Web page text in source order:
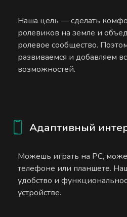
Наша цель — сделать
ролевиков на земле и
ролевое сообщество.
развиваемся и добавляем
возможностей.
Адаптивный
Можешь играть на PC,
телефоне или планшете.
удобство и
устройстве.